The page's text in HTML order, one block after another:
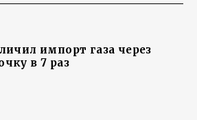
импорт газа через
в 7 раз